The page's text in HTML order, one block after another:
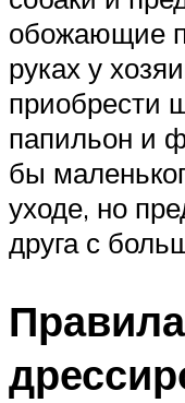
обожающие
руках у
приобрести
папильон и
бы
уходе, но
друга с